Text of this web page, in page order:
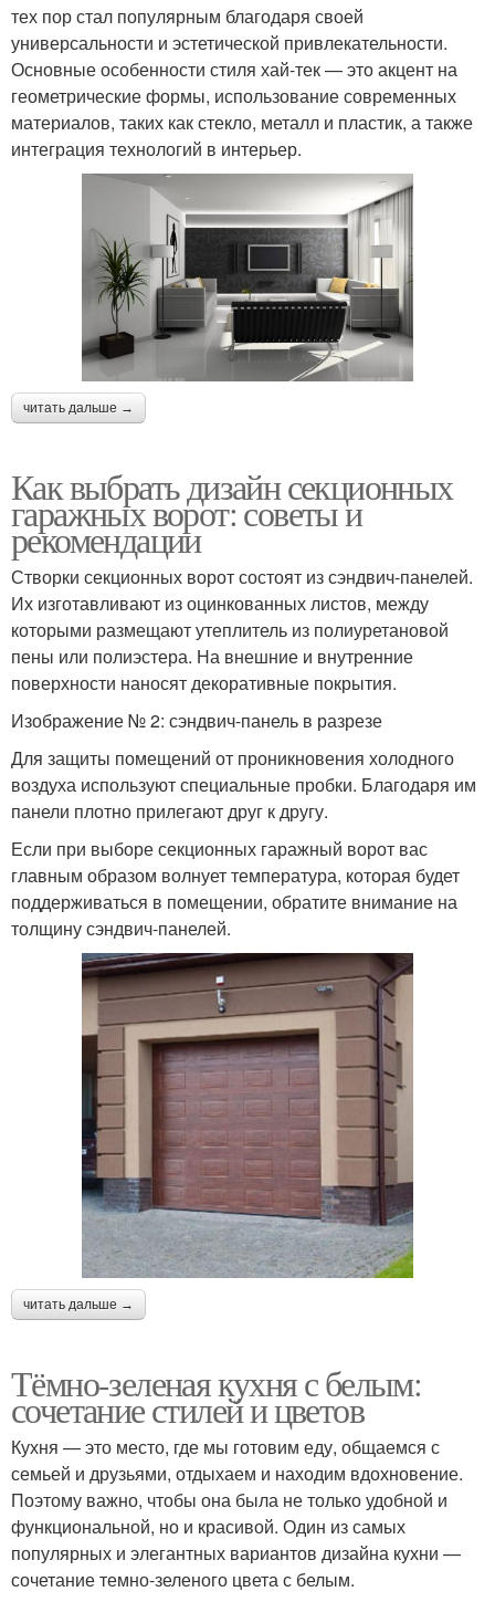
тех пор стал популярным благодаря своей
универсальности и эстетической привлекательности.
Основные особенности стиля хай-тек — это акцент на
геометрические формы, использование современных
материалов, таких как стекло, металл и пластик, а также
интеграция технологий в интерьер.
читать дальше →
Как выбрать дизайн секционных
гаражных ворот: советы и
рекомендации
Створки секционных ворот состоят из сэндвич-панелей.
Их изготавливают из оцинкованных листов, между
которыми размещают утеплитель из полиуретановой
пены или полиэстера. На внешние и внутренние
поверхности наносят декоративные покрытия.
Изображение № 2: сэндвич-панель в разрезе
Для защиты помещений от проникновения холодного
воздуха используют специальные пробки. Благодаря им
панели плотно прилегают друг к другу.
Если при выборе секционных гаражный ворот вас
главным образом волнует температура, которая будет
поддерживаться в помещении, обратите внимание на
толщину сэндвич-панелей.
читать дальше →
Тёмно-зеленая кухня с белым:
сочетание стилей и цветов
Кухня — это место, где мы готовим еду, общаемся с
семьей и друзьями, отдыхаем и находим вдохновение.
Поэтому важно, чтобы она была не только удобной и
функциональной, но и красивой. Один из самых
популярных и элегантных вариантов дизайна кухни —
сочетание темно-зеленого цвета с белым.